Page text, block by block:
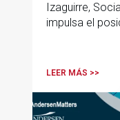
Izaguirre,
impulsa el
procesos
LEER MÁS >>